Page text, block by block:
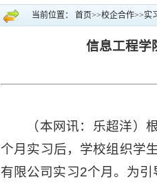
当前位置： 首页>>校企合作>>实
信息工程学
（本网讯：乐超洋）
个月实习后，学校组织学
有限公司实习2个月。为